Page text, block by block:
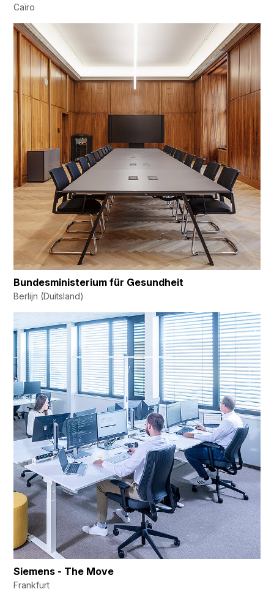
Caïro
Bundesministerium für Gesundheit
Berlijn (Duitsland)
Siemens - The Move
Frankfurt